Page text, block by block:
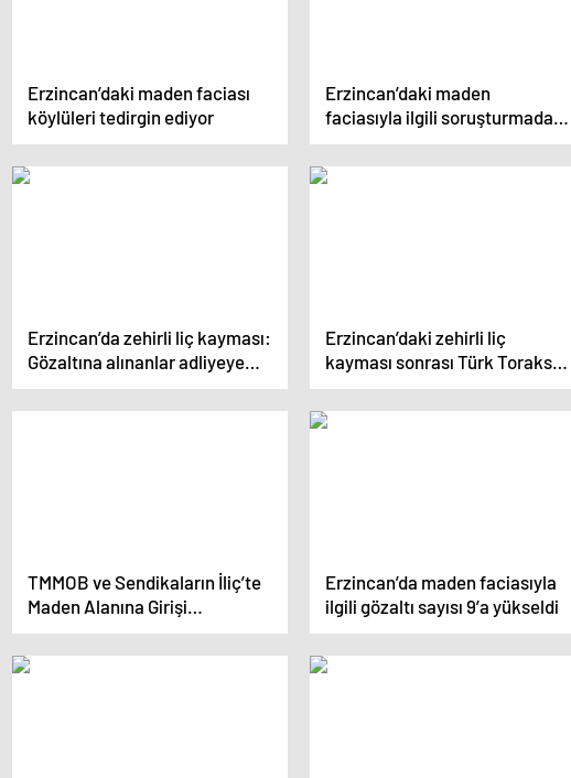
Erzincan’daki maden faciası
köylüleri tedirgin ediyor
Erzincan’daki maden
faciasıyla ilgili soruşturmada
gözaltına alınan şirketin
Türkiye müdürü yurt dışı
yasağı ile serbest bırakıldı
Erzincan’da zehirli liç kayması:
Gözaltına alınanlar adliyeye
sevk edildi
Erzincan’daki zehirli liç
kayması sonrası Türk Toraks
Derneği’nden uyarı
TMMOB ve Sendikaların İliç’te
Maden Alanına Girişi
Yasaklandı.
Erzincan’da maden faciasıyla
ilgili gözaltı sayısı 9’a yükseldi